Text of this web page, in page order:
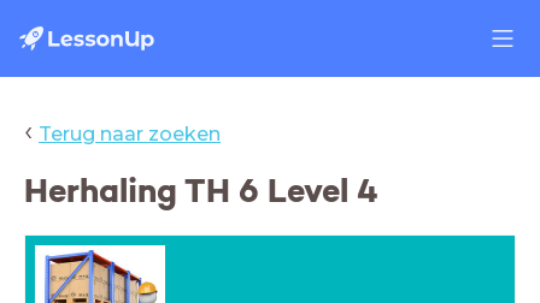
‹ Terug naar zoeken
Herhaling TH 6 Level 4